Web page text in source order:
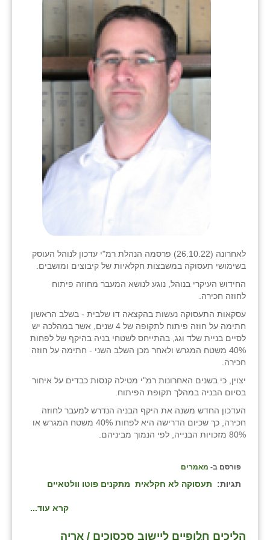
לאחרונה (26.10.22) פרסמה הנהלת רמ"י עדכון לנוהל העוסק
בשימושי תעסוקה במשבצות חקלאיות של קיבוצים ומושבים.
החידוש העיקרי בנוהל, נוגע לנושא המעבר מחוזה פיתוח
לחוזה חכירה.
עסקאות התעסוקה נעשות בהקצאה דו שלבית - בשלב הראשון
חתימה על חוזה פיתוח לתקופה של 4 שנים, אשר במהלכה יש
לסיים בניית שלד וגג, בהתייחס לשטחי בניה בהיקף של לפחות
40% משטח המגרש ולאחר מכן השלב השני - חתימה על חוזה
חכירה.
יצוין, כי בשנים האחרונות רמ"י מטילה קנסות כבדים על איחור
בסיום הבניה במהלך תקופת הפיתוח.
העדכון החדש משנה את היקף הבניה הנדרש למעבר לחוזה
חכירה, כך שכיום הדרישה היא לפחות 40% משטח המגרש או
80% מזכויות הבנייה, לפי הנמוך מביניהם.
פורסם ב- מאמרים
תגיות: תעסוקה לא חקלאית מתקנים פוטו וולטאיים
קרא עוד...
הליכים חלופיים ליישוב סכסוכים / אריה
דקל
זוהר
חבצלת השרון
חמרה
חרב לאת
יקנעם